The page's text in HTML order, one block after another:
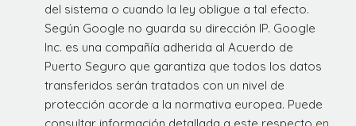
del sistema o cuando la ley obligue a tal efecto.
Según Google no guarda su dirección IP. Google
Inc. es una compañía adherida al Acuerdo de
Puerto Seguro que garantiza que todos los datos
transferidos serán tratados con un nivel de
protección acorde a la normativa europea. Puede